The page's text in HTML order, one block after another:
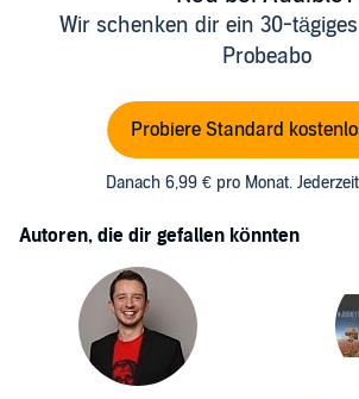
Wir schenken dir ein 30-
Probeabo
Probiere Standard
Danach 6,99 € pro Monat.
Autoren, die dir gefallen könnten